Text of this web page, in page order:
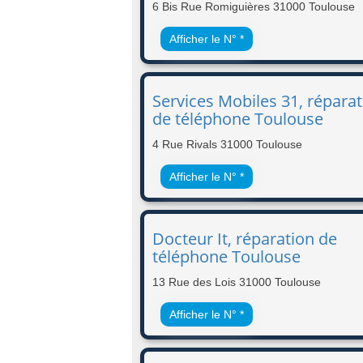
6 Bis Rue Romiguières 31000 Toulouse
Afficher le N° *
Services Mobiles 31,
de téléphone Toulouse
4 Rue Rivals 31000 Toulouse
Afficher le N° *
Docteur It, réparation de
téléphone Toulouse
13 Rue des Lois 31000 Toulouse
Afficher le N° *